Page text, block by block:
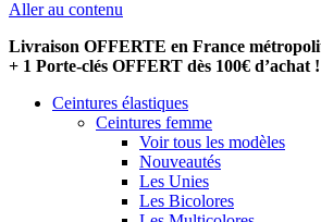
Aller au contenu
Livraison OFFERTE en France
+ 1 Porte-clés OFFERT dès 100€ d’achat !
Ceintures élastiques
Ceintures femme
Voir tous les modèles
Nouveautés
Les Unies
Les Bicolores